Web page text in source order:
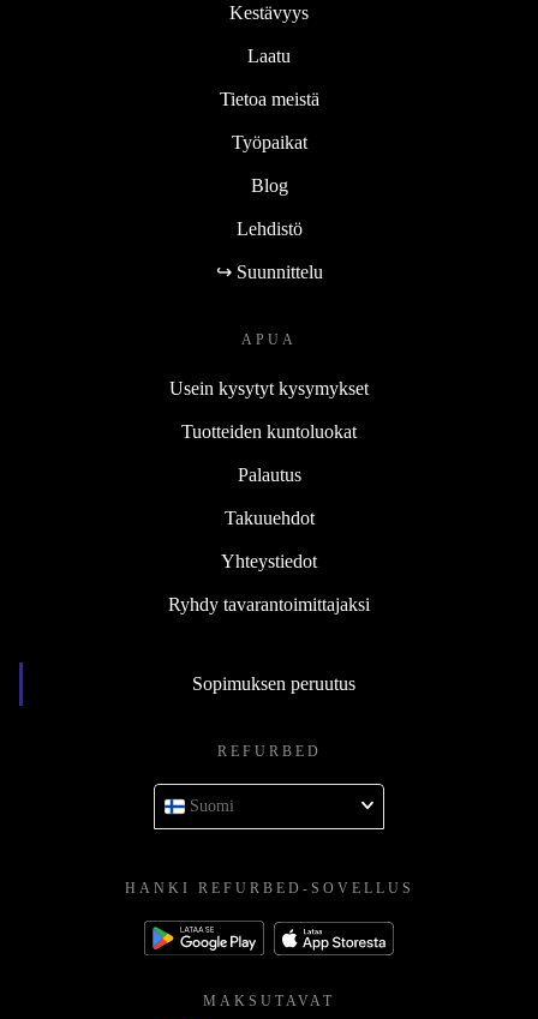
Kestävyys
Laatu
Tietoa meistä
Työpaikat
Blog
Lehdistö
↪ Suunnittelu
APUA
Usein kysytyt kysymykset
Tuotteiden kuntoluokat
Palautus
Takuuehdot
Yhteystiedot
Ryhdy tavarantoimittajaksi
Sopimuksen peruutus
REFURBED
Suomi
HANKI REFURBED-SOVELLUS
MAKSUTAVAT